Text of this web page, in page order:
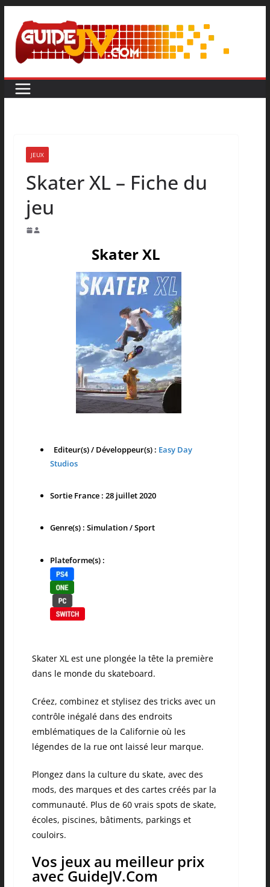
JEUX
Skater XL – Fiche du
jeu
Skater XL
Editeur(s) / Développeur(s) : Easy Day
Studios
Sortie France : 28 juillet 2020
Genre(s) : Simulation / Sport
Plateforme(s) :
Skater XL est une plongée la tête la première
dans le monde du skateboard.
Créez, combinez et stylisez des tricks avec un
contrôle inégalé dans des endroits
emblématiques de la Californie où les
légendes de la rue ont laissé leur marque.
Plongez dans la culture du skate, avec des
mods, des marques et des cartes créés par la
communauté. Plus de 60 vrais spots de skate,
écoles, piscines, bâtiments, parkings et
couloirs.
Vos jeux au meilleur prix
avec GuideJV.Com